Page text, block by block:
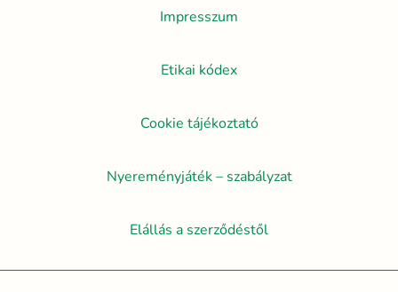
Impresszum
Etikai kódex
Cookie tájékoztató
Nyereményjáték – szabályzat
Elállás a szerződéstől